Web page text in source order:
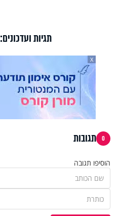
תגיות ועדכונים:
X
0 תגובות
הוסיפו תגובה